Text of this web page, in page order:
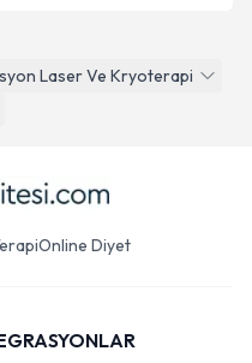
Laser Ve Kryoterapi
Online Diyet